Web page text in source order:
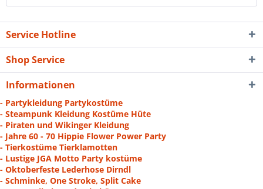
Service Hotline
Shop Service
Informationen
- Partykleidung Partykostüme
- Steampunk Kleidung Kostüme Hüte
- Piraten und Wikinger Kleidung
- Jahre 60 - 70 Hippie Flower Power Party
- Tierkostüme Tierklamotten
- Lustige JGA Motto Party kostüme
- Oktoberfeste Lederhose Dirndl
- Schminke, One Stroke, Split Cake